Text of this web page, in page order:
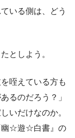
いる側は、どう
としよう。
咥えている方も
るのだろう？」
いだけなのか。
幽☆遊☆白書』の